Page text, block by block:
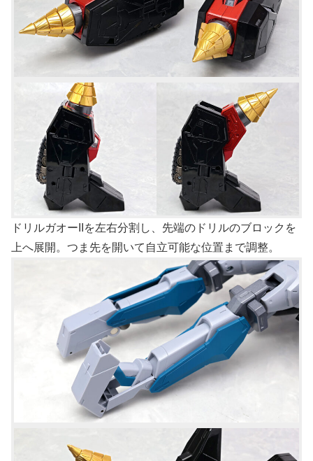
ドリルガオーIIを左右分割し、先端のドリルのブロックを
上へ展開。つま先を開いて自立可能な位置まで調整。